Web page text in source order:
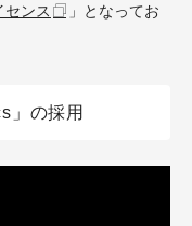
センス
」となってお
」の採用